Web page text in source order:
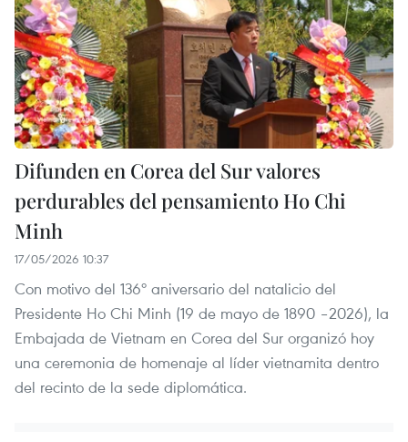
Difunden en Corea del Sur valores
perdurables del pensamiento Ho Chi
Minh
17/05/2026 10:37
Con motivo del 136º aniversario del natalicio del
Presidente Ho Chi Minh (19 de mayo de 1890 –2026), la
Embajada de Vietnam en Corea del Sur organizó hoy
una ceremonia de homenaje al líder vietnamita dentro
del recinto de la sede diplomática.